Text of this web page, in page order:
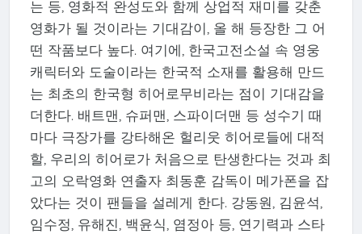
는 등, 영화적 완성도와 함께 상업적 재미를 갖춘
영화가 될 것이라는 기대감이, 올 해 등장한 그 어
떤 작품보다 높다. 여기에, 한국고전소설 속 영웅
캐릭터와 도술이라는 한국적 소재를 활용해 만드
는 최초의 한국형 히어로무비라는 점이 기대감을
더한다. 배트맨, 슈퍼맨, 스파이더맨 등 성수기 때
마다 극장가를 강타해온 헐리웃 히어로들에 대적
할, 우리의 히어로가 처음으로 탄생한다는 것과 최
고의 오락영화 연출자 최동훈 감독이 메가폰을 잡
았다는 것이 팬들을 설레게 한다. 강동원, 김윤석,
임수정, 유해진, 백윤식, 염정아 등, 연기력과 스타